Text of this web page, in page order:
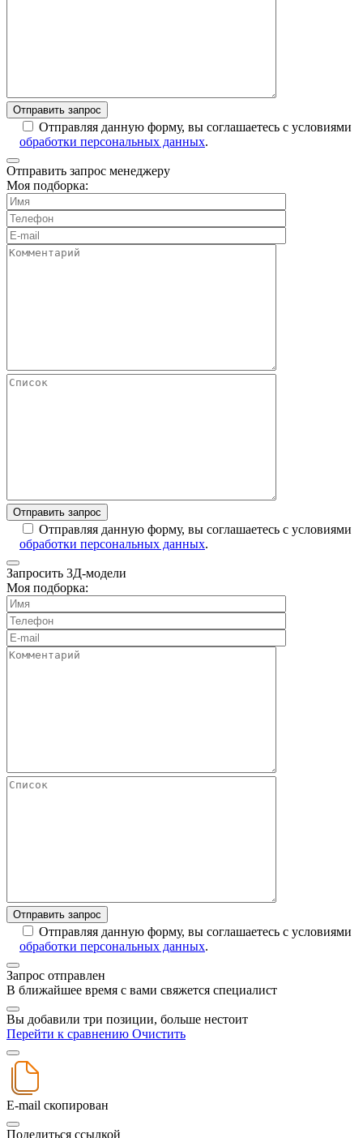
Отправляя данную форму, вы соглашаетесь с условиями
обработки персональных данных.
Отправить запрос менеджеру
Моя подборка:
Отправляя данную форму, вы соглашаетесь с условиями
обработки персональных данных.
Запросить 3Д-модели
Моя подборка:
Отправляя данную форму, вы соглашаетесь с условиями
обработки персональных данных.
Запрос отправлен
В ближайшее время с вами свяжется специалист
Вы добавили три позиции, больше нестоит
Перейти к сравнению Очистить
E-mail скопирован
Поделиться ссылкой